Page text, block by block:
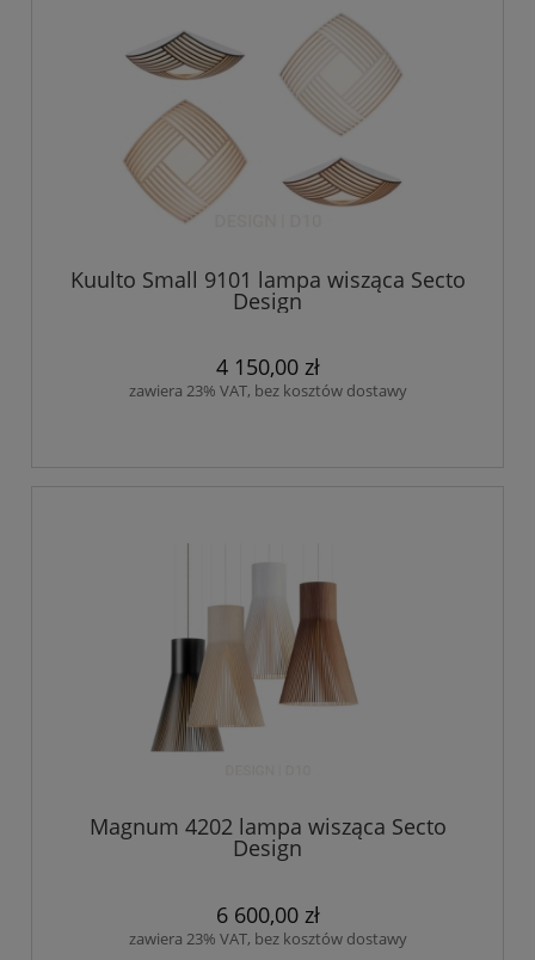
Kuulto Small 9101 lampa wisząca Secto
Design
4 150,00 zł
zawiera 23% VAT, bez kosztów dostawy
Magnum 4202 lampa wisząca Secto
Design
6 600,00 zł
zawiera 23% VAT, bez kosztów dostawy